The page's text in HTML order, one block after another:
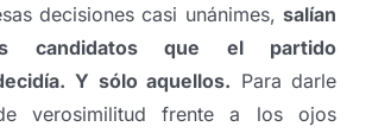
decisiones casi unánimes,salían
candidatos que el partido
Y sólo aquellos. Para darle
verosimilitud frente a los ojos